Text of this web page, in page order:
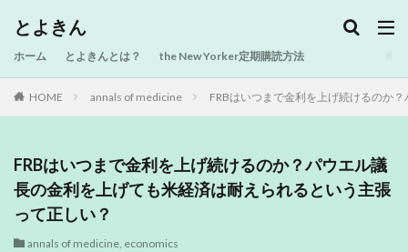
とよきん
ホーム とよきんとは？ the New Yorker定期購読方法
HOME annals of medicine FRBはいつまで金利を上げ続けるのか
FRBはいつまで金利を上げ続けるのか？パウエル議
長の金利を上げても米経済は耐えられるという主張
って正しい？
annals of medicine, economics